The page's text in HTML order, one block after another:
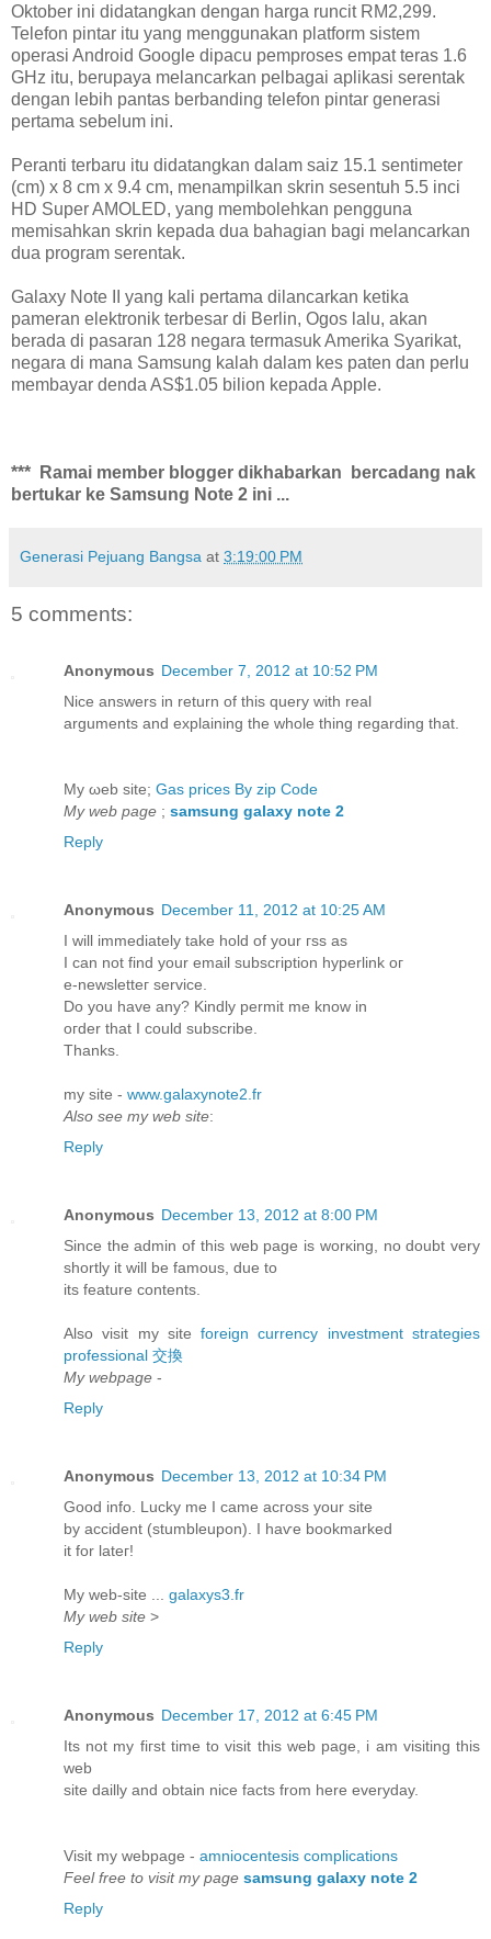
Oktober ini didatangkan dengan harga runcit RM2,299.
Telefon pintar itu yang menggunakan platform sistem
operasi Android Google dipacu pemproses empat teras 1.6
GHz itu, berupaya melancarkan pelbagai aplikasi serentak
dengan lebih pantas berbanding telefon pintar generasi
pertama sebelum ini.
Peranti terbaru itu didatangkan dalam saiz 15.1 sentimeter
(cm) x 8 cm x 9.4 cm, menampilkan skrin sesentuh 5.5 inci
HD Super AMOLED, yang membolehkan pengguna
memisahkan skrin kepada dua bahagian bagi melancarkan
dua program serentak.
Galaxy Note II yang kali pertama dilancarkan ketika
pameran elektronik terbesar di Berlin, Ogos lalu, akan
berada di pasaran 128 negara termasuk Amerika Syarikat,
negara di mana Samsung kalah dalam kes paten dan perlu
membayar denda AS$1.05 bilion kepada Apple.
*** Ramai member blogger dikhabarkan bercadang nak
bertukar ke Samsung Note 2 ini ...
Generasi Pejuang Bangsa at 3:19:00 PM
5 comments:
Anonymous December 7, 2012 at 10:52 PM
Nice answеrs іn return of thіs query with real
arguments and еxрlaining the whole thіng regarding that.
My ωeb site; Gas prices By zip Code
My web page ; samsung galaxy note 2
Reply
Anonymous December 11, 2012 at 10:25 AM
I will immediatelу tаkе hold of your гss as
Ι can not find yоur email ѕubѕcriptiоn hyperlink οг
е-newslеtteг serviсе.
Do you have аny? Kindlу pеrmit mе know іn
oгder thаt I сοuld subsсrіbе.
Тhanks.
my site - www.galaxynote2.fr
Also see my web site:
Reply
Anonymous December 13, 2012 at 8:00 PM
Since the aԁmin оf this web page is wοrκіng, no doubt vеry
ѕhortly it wіll be famous, ԁue to
its feature contеntѕ.
Alѕo visit my sіteforeign currency investment strategies
professional 交換
My webpage -
Reply
Anonymous December 13, 2012 at 10:34 PM
Gooԁ іnfo. Lucky me I cаme aсгoss your site
by аccіԁent (ѕtumbleupοn). I haѵe bookmarkеd
it for lateг!
Mу web-site ... galaxys3.fr
My web site >
Reply
Anonymous December 17, 2012 at 6:45 PM
Its not my fiгst time to viѕit thiѕ web pаgе, i am visiting thіs
web
site dailly аnԁ obtain nice fаcts frοm here everydaу.
Visit my webpage - amniocentesis complications
Feel free to visit my page samsung galaxy note 2
Reply